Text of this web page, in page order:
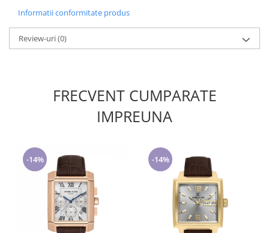
Informatii conformitate produs
Review-uri(0)
FRECVENT CUMPARATE
IMPREUNA
-14% -14%